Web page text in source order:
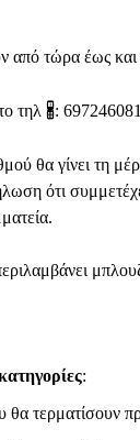
από τώρα έως
τηλ 🖁:
θα γίνει τη
ότι
:
θα τερματίσουν